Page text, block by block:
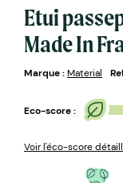
Etui
Made In
Marque :Material
Eco-score :
Voir l'éco-score